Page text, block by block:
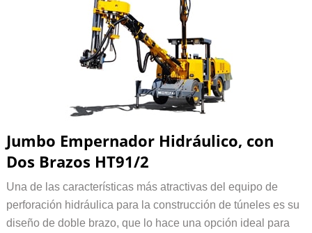
Jumbo Empernador Hidráulico, con
Dos Brazos HT91/2
Una de las características más atractivas del equipo de
perforación hidráulica para la construcción de túneles es su
diseño de doble brazo, que lo hace una opción ideal para